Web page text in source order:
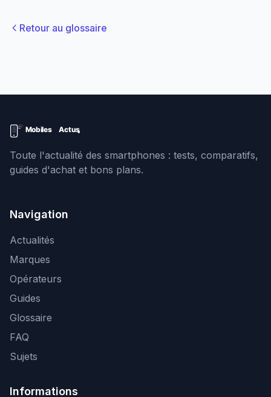
Retour au glossaire
Toute l'actualité des smartphones : tests, comparatifs,
guides d'achat et bons plans.
Navigation
Actualités
Marques
Opérateurs
Guides
Glossaire
FAQ
Sujets
Informations